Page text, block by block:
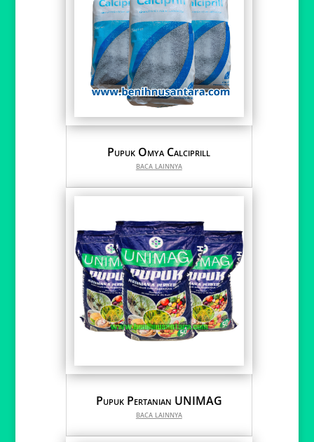
Pupuk Omya Calciprill
baca lainnya
Pupuk Pertanian UNIMAG
baca lainnya